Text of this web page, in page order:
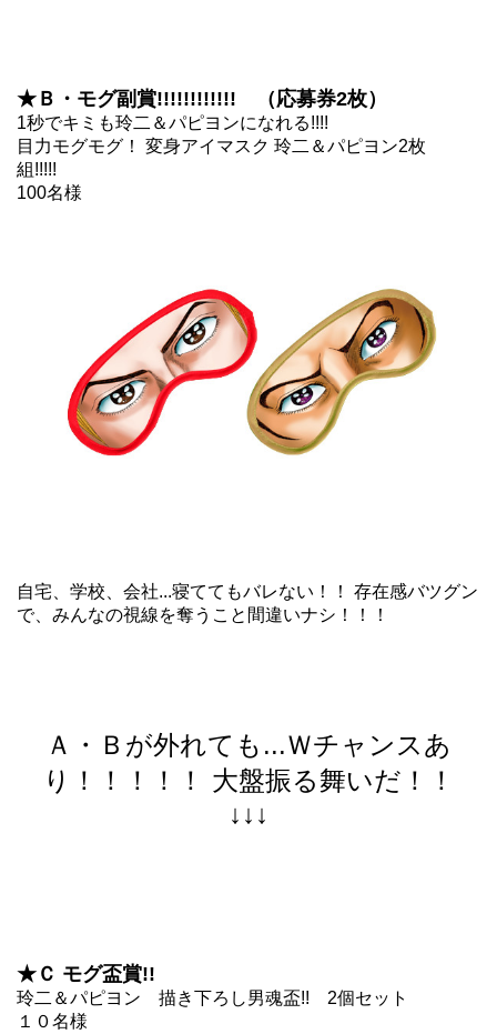
★Ｂ・モグ副賞!!!!!!!!!!!! （応募券2枚）
1秒でキミも玲二＆パピヨンになれる!!!!
目力モグモグ！ 変身アイマスク 玲二＆パピヨン2枚
組!!!!!
100名様
自宅、学校、会社...寝ててもバレない！！ 存在感バツグン
で、みんなの視線を奪うこと間違いナシ！！！
Ａ・Ｂが外れても...Ｗチャンスあ
り！！！！！ 大盤振る舞いだ！！
↓↓↓
★Ｃ モグ盃賞!!
玲二＆パピヨン 描き下ろし男魂盃!! 2個セット
１０名様